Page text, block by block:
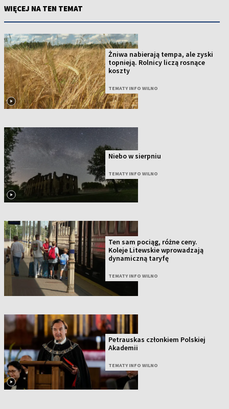
WIĘCEJ NA TEN TEMAT
Żniwa nabierają tempa, ale zyski
topnieją. Rolnicy liczą rosnące
koszty
TEMATY INFO WILNO
Niebo w sierpniu
TEMATY INFO WILNO
Ten sam pociąg, różne ceny.
Koleje Litewskie wprowadzają
dynamiczną taryfę
TEMATY INFO WILNO
Petrauskas członkiem Polskiej
Akademii
TEMATY INFO WILNO